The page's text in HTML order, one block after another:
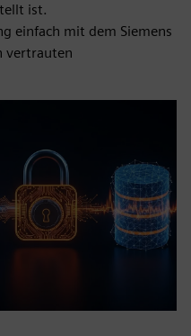
ist.
einfach mit dem Siemens
vertrauten